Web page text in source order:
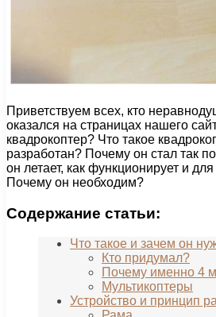
Приветствуем всех, кто
оказался на страницах нашего
квадрокоптер? Что такое
разработан? Почему он стал так
он летает, как функционирует и
Почему он необходим?
Содержание статьи:
Что такое и зачем он
Кто придумал?
Почему именно 4
Мультикоптеры
Устройство и принцип